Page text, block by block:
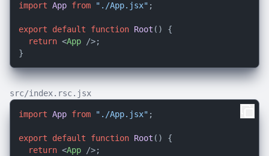
import App from "./App.jsx" ;
export default function Root ( ) {
return <App />;
src/index.rsc.jsx
import App from "./App.jsx" ;
export default function Root ( ) {
return <App />;